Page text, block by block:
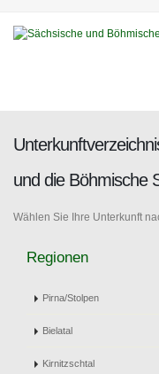
und die Böhmische
Wählen Sie Ihre Unterkunft
Regionen
Pirna/Stolpen
Bielatal
Kirnitzschtal